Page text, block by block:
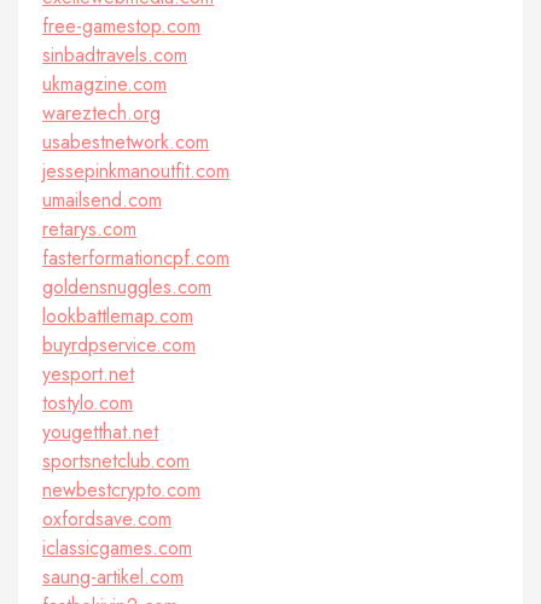
free-gamestop.com
sinbadtravels.com
ukmagzine.com
wareztech.org
usabestnetwork.com
jessepinkmanoutfit.com
umailsend.com
retarys.com
fasterformationcpf.com
goldensnuggles.com
lookbattlemap.com
buyrdpservice.com
yesport.net
tostylo.com
yougetthat.net
sportsnetclub.com
newbestcrypto.com
oxfordsave.com
iclassicgames.com
saung-artikel.com